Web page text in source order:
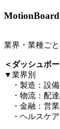
業界・業種ご
＜ダッシュボ
▼業界別​
・製造：設備
・物流：配
・金融：営業
・ヘルスケア